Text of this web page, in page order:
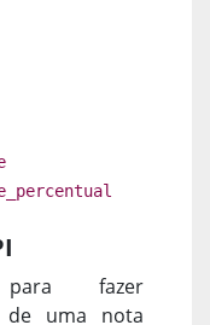
fazer
de uma nota